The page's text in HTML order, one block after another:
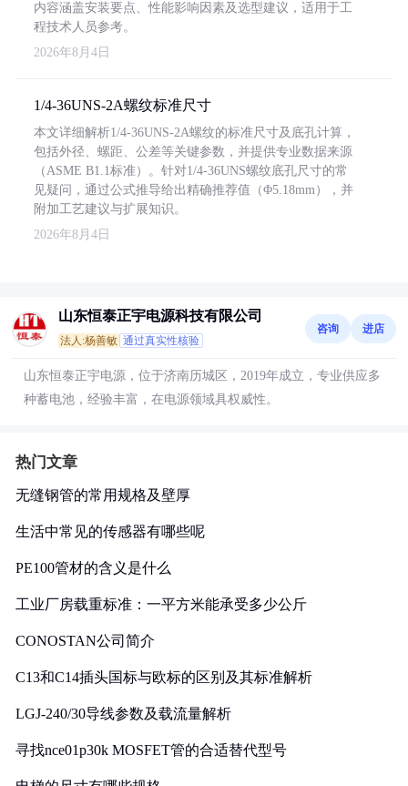
内容涵盖安装要点、性能影响因素及选型建议，适用于工
程技术人员参考。
2026年8月4日
1/4-36UNS-2A螺纹标准尺寸
本文详细解析1/4-36UNS-2A螺纹的标准尺寸及底孔计算，
包括外径、螺距、公差等关键参数，并提供专业数据来源
（ASME B1.1标准）。针对1/4-36UNS螺纹底孔尺寸的常
见疑问，通过公式推导给出精确推荐值（Φ5.18mm），并
附加工艺建议与扩展知识。
2026年8月4日
山东恒泰正宇电源科技有限公司
法人:杨善敏 通过真实性核验
咨询 进店
山东恒泰正宇电源，位于济南历城区，2019年成立，专业供应多
种蓄电池，经验丰富，在电源领域具权威性。
热门文章
无缝钢管的常用规格及壁厚
生活中常见的传感器有哪些呢
PE100管材的含义是什么
工业厂房载重标准：一平方米能承受多少公斤
CONOSTAN公司简介
C13和C14插头国标与欧标的区别及其标准解析
LGJ-240/30导线参数及载流量解析
寻找nce01p30k MOSFET管的合适替代型号